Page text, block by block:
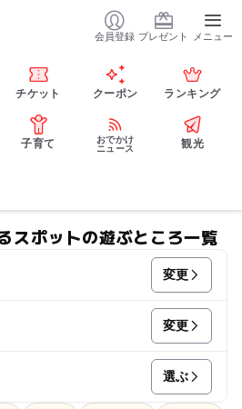
会員登録 プレゼント メニュー
チケット クーポン ランキング
子育て
おでかけ
ニュース
観光
スポットの遊ぶところ一覧
変更
変更
選ぶ